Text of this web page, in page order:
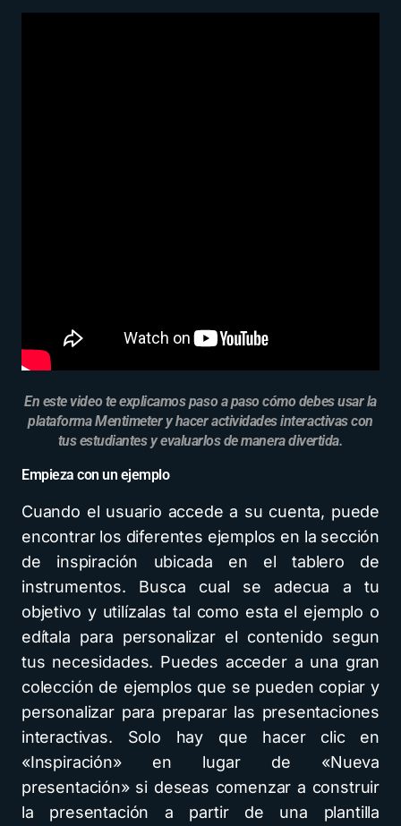
En este video te explicamos paso a paso cómo debes usar la
plataforma Mentimeter y hacer actividades interactivas con
tus estudiantes y evaluarlos de manera divertida.
Empieza con un ejemplo
Cuando el usuario accede a su cuenta, puede
encontrar los diferentes ejemplos en la sección
de inspiración ubicada en el tablero de
instrumentos. Busca cual se adecua a tu
objetivo y utilízalas tal como esta el ejemplo o
edítala para personalizar el contenido segun
tus necesidades. Puedes acceder a una gran
colección de ejemplos que se pueden copiar y
personalizar para preparar las presentaciones
interactivas. Solo hay que hacer clic en
«Inspiración» en lugar de «Nueva
presentación» si deseas comenzar a construir
la presentación a partir de una plantilla